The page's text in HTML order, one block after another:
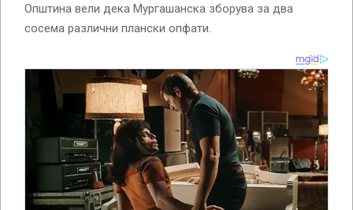
Општина вели дека Мургашанска зборува за два
сосема различни плански опфати.